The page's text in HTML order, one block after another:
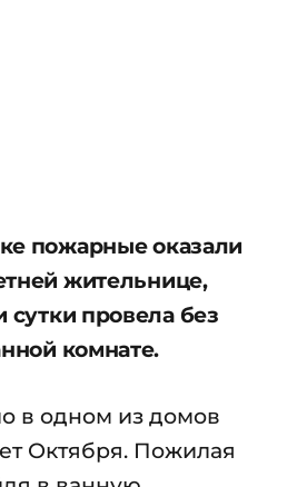
пожарные оказали
жительнице,
сутки провела без
комнате.
в одном из домов
Октября. Пожилая